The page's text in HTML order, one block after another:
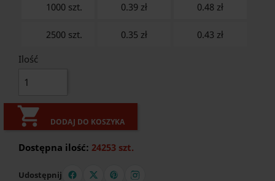
1000 szt. 0.39 zł 0.48 zł
2500 szt. 0.35 zł 0.43 zł
Ilość
 DODAJ DO KOSZYKA
Dostępna ilość: 24253 szt.
Udostępnij